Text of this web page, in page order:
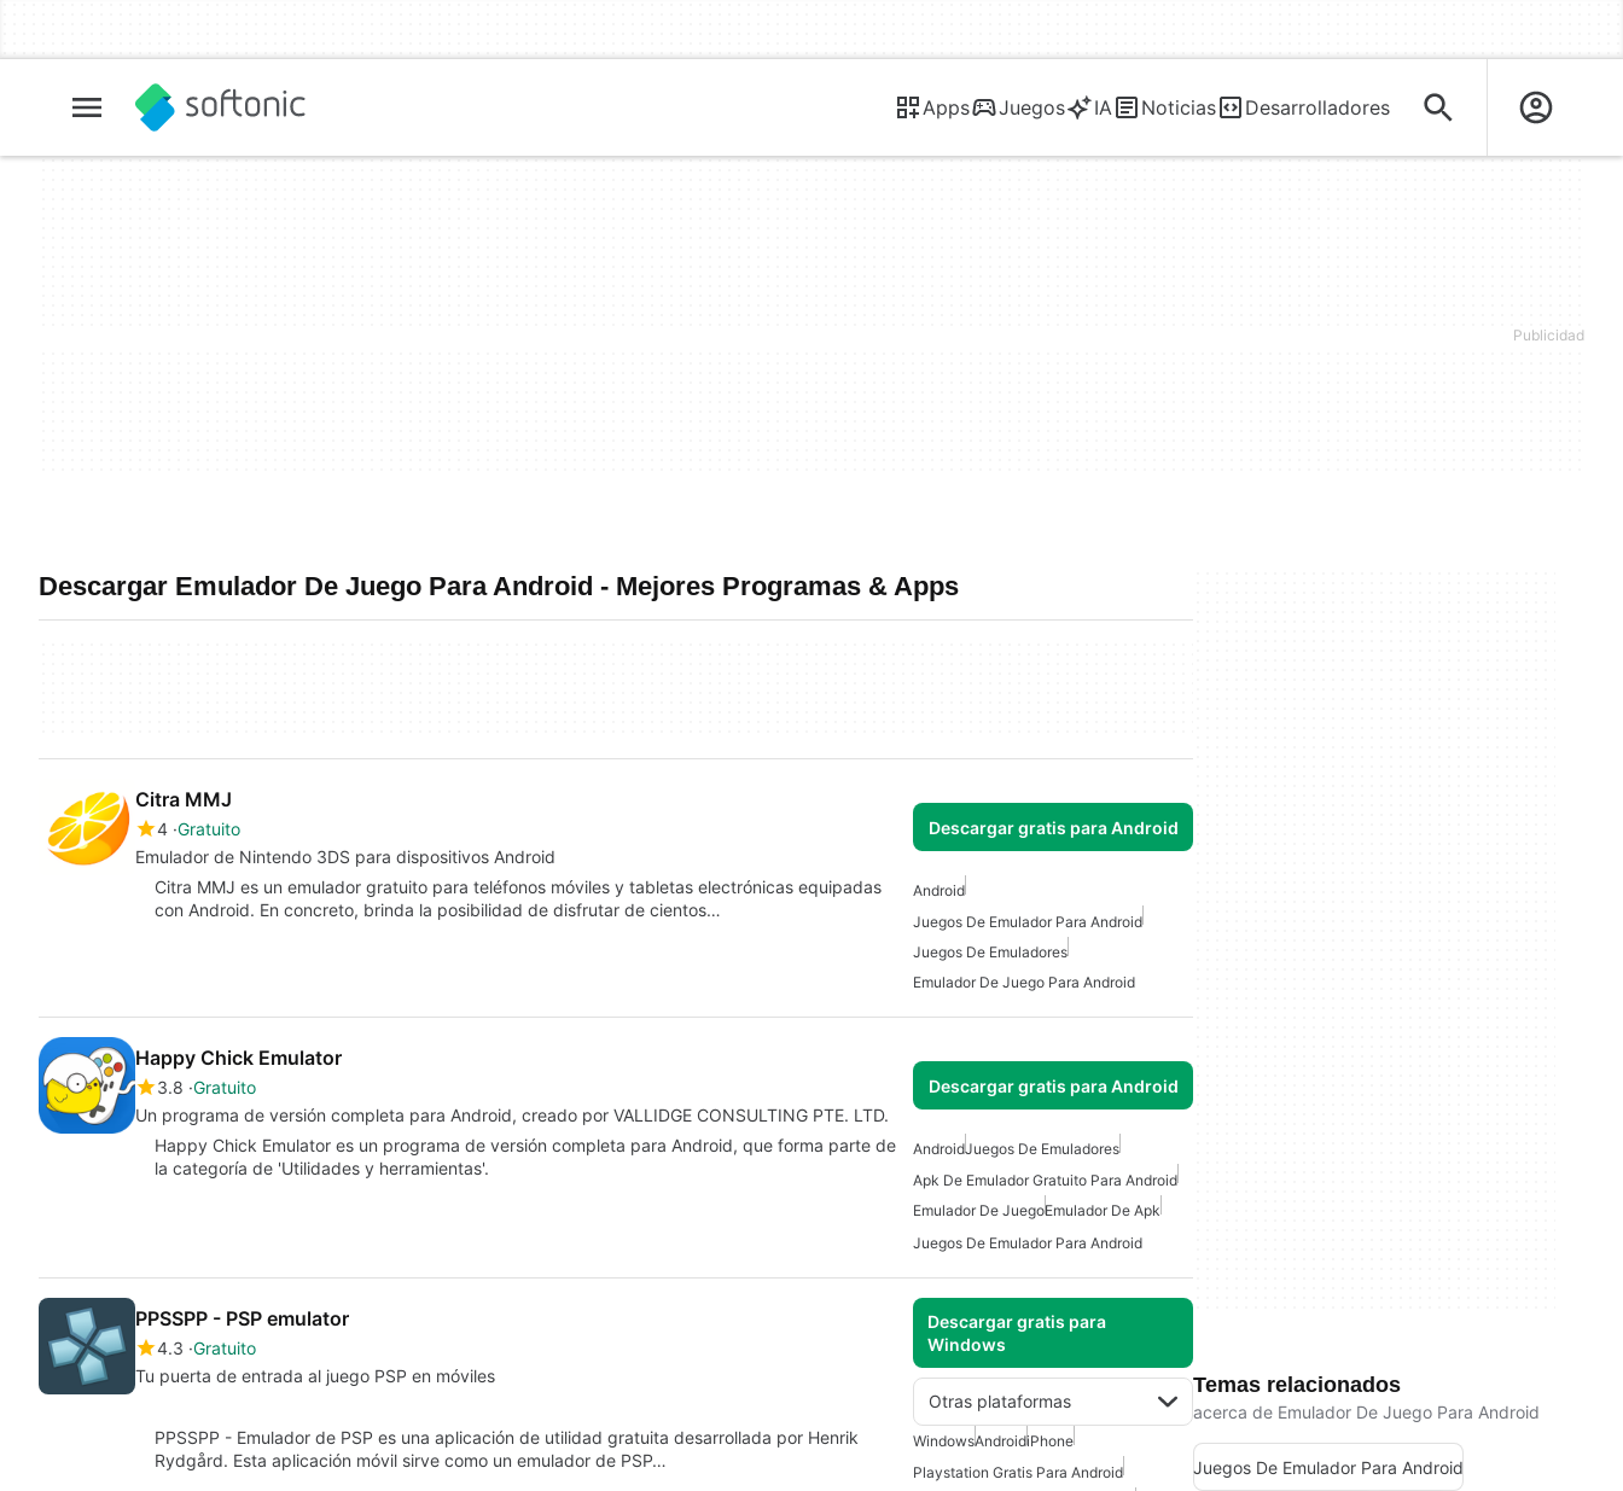
Apps Juegos IA Noticias Desarrolladores
Descargar Emulador De Juego Para Android - Mejores Programas & Apps
Citra MMJ
4 Gratuito
Emulador de Nintendo 3DS para dispositivos Android
Descargar gratis para Android
Citra MMJ es un emulador gratuito para teléfonos móviles y tabletas electrónicas equipadas
con Android. En concreto, brinda la posibilidad de disfrutar de cientos…
Android
Juegos De Emulador Para Android
Juegos De Emuladores
Emulador De Juego Para Android
Happy Chick Emulator
3.8 Gratuito
Un programa de versión completa para Android, creado por VALLIDGE CONSULTING PTE. LTD.
Descargar gratis para Android
Happy Chick Emulator es un programa de versión completa para Android, que forma parte de
la categoría de 'Utilidades y herramientas'.
AndroidJuegos De Emuladores
Apk De Emulador Gratuito Para Android
Emulador De JuegoEmulador De Apk
Juegos De Emulador Para Android
PPSSPP - PSP emulator
4.3 Gratuito
Tu puerta de entrada al juego PSP en móviles
Descargar gratis para
Windows
Otras plataformas
PPSSPP - Emulador de PSP es una aplicación de utilidad gratuita desarrollada por Henrik
Rydgård. Esta aplicación móvil sirve como un emulador de PSP…
WindowsAndroidiPhone
Playstation Gratis Para Android
Temas relacionados
acerca de Emulador De Juego Para Android
Juegos De Emulador Para Android